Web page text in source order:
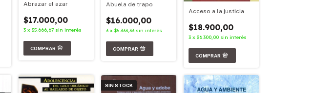
Abrazar el azar
$17.000,00
3 x $5.666,67 sin interés
Abuela de trapo
$16.000,00
3 x $5.333,33 sin interés
Acceso a la justicia
$18.900,00
3 x $6.300,00 sin interés
SIN STOCK